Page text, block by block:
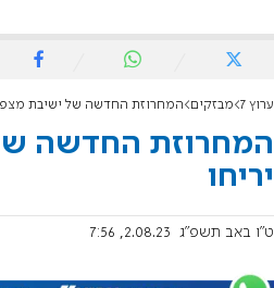
ערוץ 7 מבזקים המחרוזת החדשה של ישיבת
המחרוזת החדשה
יריחו
ט"ו באב תשפ"ג 2.08.23, 7:56